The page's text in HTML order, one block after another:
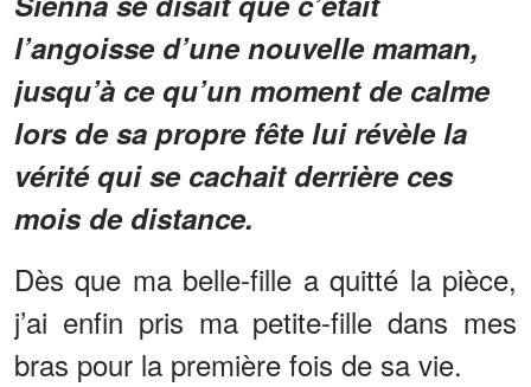
l’angoisse d’une nouvelle maman,
jusqu’à ce qu’un moment de calme
lors de sa propre fête lui révèle la
vérité qui se cachait derrière ces
mois de distance.
Dès que ma belle-fille a quitté la pièce,
j’ai enfin pris ma petite-fille dans mes
bras pour la première fois de sa vie.